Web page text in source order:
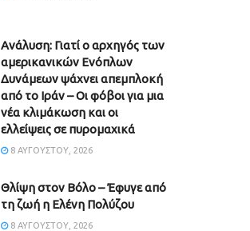
Ανάλυση: Γιατί ο αρχηγός των
αμερικανικών Ενόπλων
Δυνάμεων ψάχνει απεμπλοκή
από το Ιράν – Οι φόβοι για μια
νέα κλιμάκωση και οι
ελλείψεις σε πυρομαχικά
8 ΑΥΓΟΎΣΤΟΥ, 2026
Θλίψη στον Βόλο – Έφυγε από
τη ζωή η Ελένη Πολύζου
8 ΑΥΓΟΎΣΤΟΥ, 2026